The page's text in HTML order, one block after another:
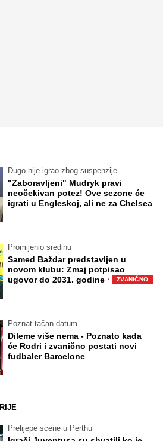
Dugo nije igrao zbog suspenzije
"Zaboravljeni" Mudryk pravi
neočekivan potez! Ove sezone će
igrati u Engleskoj, ali ne za Chelsea
Promijenio sredinu
Samed Baždar predstavljen u
novom klubu: Zmaj potpisao
ugovor do 2031. godine · ZVANIČNO
Poznat tačan datum
Dileme više nema - Poznato kada
će Rodri i zvanično postati novi
fudbaler Barcelone
Prelijepe scene u Perthu